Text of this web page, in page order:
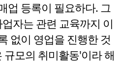
업 등록이 필요하다. 그
자는 관련 교육까지 이
없이 영업을 진행한 것
규모의 취미활동'이라 해